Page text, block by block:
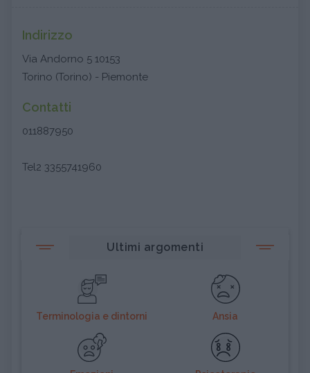
Indirizzo
Via Andorno 5 10153
Torino (Torino) - Piemonte
Contatti
011887950
Tel2 3355741960
Ultimi argomenti
Terminologia e dintorni Ansia